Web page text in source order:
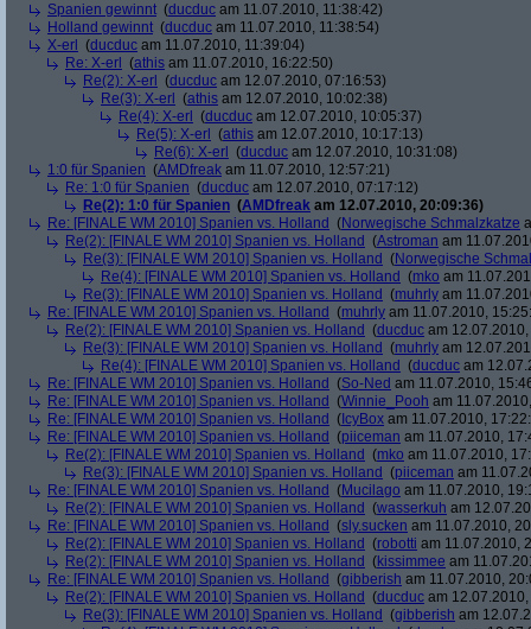
Spanien gewinnt (ducduc am 11.07.2010, 11:38:42)
Holland gewinnt (ducduc am 11.07.2010, 11:38:54)
X-erl
(ducduc am 11.07.2010, 11:39:04)
Re: X-erl
(athis am 11.07.2010, 16:22:50)
Re(2): X-erl
(ducduc am 12.07.2010, 07:16:53)
Re(3): X-erl
(athis am 12.07.2010, 10:02:38)
Re(4): X-erl
(ducduc am 12.07.2010, 10:05:37)
Re(5): X-erl
(athis am 12.07.2010, 10:17:13)
Re(6): X-erl
(ducduc am 12.07.2010, 10:31:08)
1:0 für Spanien (AMDfreak am 11.07.2010, 12:57:21)
Re: 1:0 für Spanien (ducduc am 12.07.2010, 07:17:12)
Re(2): 1:0 für Spanien (AMDfreak am 12.07.2010, 20:09:36)
Re: [FINALE WM 2010] Spanien vs. Holland (Norwegische Schmalzkatze
Re(2): [FINALE WM 2010] Spanien vs. Holland (Astroman am
Re(3): [FINALE WM 2010] Spanien vs. Holland (Norwegische
Re(4): [FINALE WM 2010] Spanien vs. Holland (mko am
Re(3): [FINALE WM 2010] Spanien vs. Holland (muhrly am
Re: [FINALE WM 2010] Spanien vs. Holland (muhrly am 11.07.2010,
Re(2): [FINALE WM 2010] Spanien vs. Holland (ducduc am
Re(3): [FINALE WM 2010] Spanien vs. Holland (muhrly am
Re(4): [FINALE WM 2010] Spanien vs. Holland (ducduc am
Re: [FINALE WM 2010] Spanien vs. Holland (So-Ned am 11.07.2010,
Re: [FINALE WM 2010] Spanien vs. Holland (Winnie_Pooh am
Re: [FINALE WM 2010] Spanien vs. Holland ( IcyBox am 11.07.2010,
Re: [FINALE WM 2010] Spanien vs. Holland (piiceman am 11.07.2010,
Re(2): [FINALE WM 2010] Spanien vs. Holland (mko am 11.07.2010,
Re(3): [FINALE WM 2010] Spanien vs. Holland (piiceman am
Re: [FINALE WM 2010] Spanien vs. Holland (Mucilago am 11.07.2010,
Re(2): [FINALE WM 2010] Spanien vs. Holland (wasserkuh am
Re: [FINALE WM 2010] Spanien vs. Holland (sly.sucken am 11.07.2010,
Re(2): [FINALE WM 2010] Spanien vs. Holland (robotti am 11.07.2010,
Re(2): [FINALE WM 2010] Spanien vs. Holland (kissimmee am
Re: [FINALE WM 2010] Spanien vs. Holland (gibberish am 11.07.2010,
Re(2): [FINALE WM 2010] Spanien vs. Holland (ducduc am
Re(3): [FINALE WM 2010] Spanien vs. Holland (gibberish am